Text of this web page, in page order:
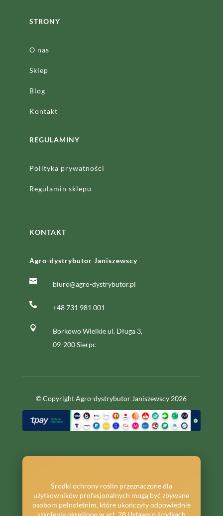
STRONY
O nas
Sklep
Blog
Kontakt
REGULAMINY
Polityka prywatności
Regulamin sklepu
KONTAKT
Agro-dystrybutor Janiszewscy
 biuro@agro-dystrybutor.pl
 +48 731 981 001

Borkowo Wielkie ul. Długa 3,
09-200 Sierpc
© Copyright Agro-dystrybutor Janiszewscy 2026
Środki ochrony roślin przeznaczone dla
użytkowników profesjonalnych mogą być zbywane
osobom pełnoletnim, które ukończyły odpowiednie
szkolenie określone w art. 28 Ustawy o środkach